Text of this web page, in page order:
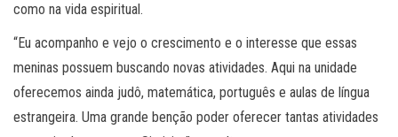
como na vida espiritual.
“Eu acompanho e vejo o crescimento e o interesse que essas
meninas possuem buscando novas atividades. Aqui na unidade
oferecemos ainda judô, matemática, português e aulas de língua
estrangeira. Uma grande benção poder oferecer tantas atividades